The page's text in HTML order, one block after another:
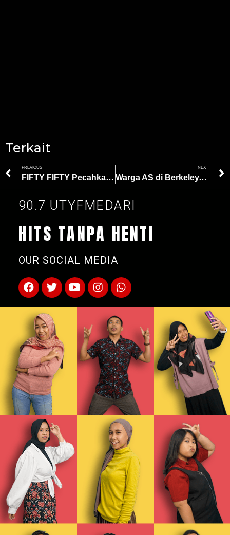
Terkait
PREVIOUS
FIFTY FIFTY Pecahkan Rekor BLACKPINK di Billboard Hot 100
NEXT
Warga AS di Berkeley, California, Nonton Pentas Wayang Kulit
90.7 UTYFMEDARI
HITS TANPA HENTI
OUR SOCIAL MEDIA